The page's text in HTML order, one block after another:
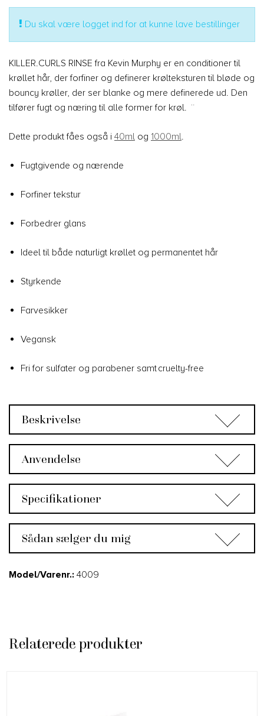
Du skal være logget ind for at kunne lave bestillinger
KILLER.CURLS RINSE fra Kevin Murphy er en conditioner til
krøllet hår, der forfiner og definerer krølteksturen til bløde og
bouncy krøller, der ser blanke og mere definerede ud. Den
tilfører fugt og næring til alle former for krøl. ¨
Dette produkt fåes også i 40ml og 1000ml.
Fugtgivende og nærende
Forfiner tekstur
Forbedrer glans
Ideel til både naturligt krøllet og permanentet hår
Styrkende
Farvesikker
Vegansk
Fri for sulfater og parabener samt cruelty-free
Beskrivelse
Anvendelse
Specifikationer
Sådan sælger du mig
Model/Varenr.: 4009
Relaterede produkter